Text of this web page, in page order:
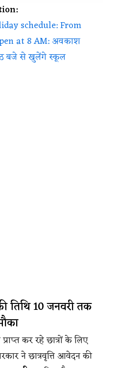
schedule: From
at 8 AM: अवकाश
बजे से खुलेंगे स्कूल
तिथि 10 जनवरी तक
कर रहे छात्रों के लिए
ने छात्रवृत्ति आवेदन की